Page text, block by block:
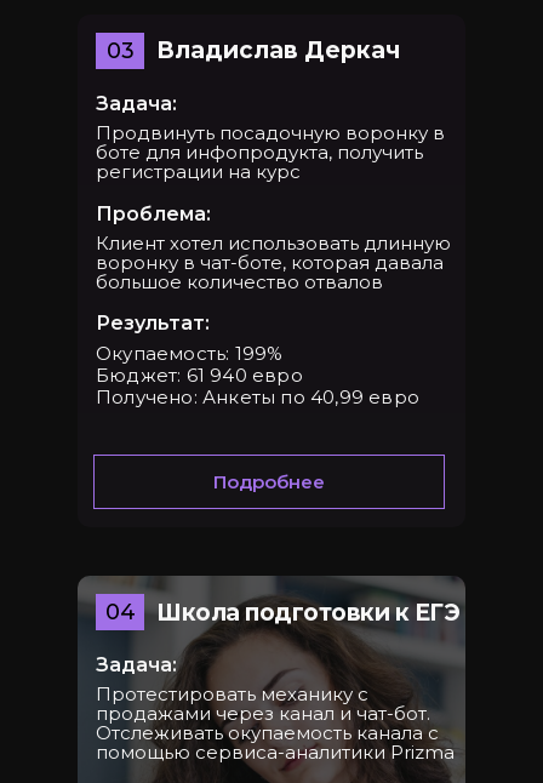
на которых мы выступали:
Like Центр:
Миллиарды
Стачка
Ecom Talks
Like Центр: Мастер-группа
по маркетплейсам
Курс Мари Афониной
Вселенная
инфобизнеса
04 Школа подготовки к ЕГЭ
Протестировать механику с
продажами через канал и чат-бот.
Отслеживать окупаемость канала с
помощью сервиса-аналитики Prizma
Задача:
03 Владислав Деркач
Подробнее
Продвинуть посадочную воронку в
боте для инфопродукта, получить
регистрации на курс
Задача:
Проблема:
Клиент хотел использовать длинную
воронку в чат-боте, которая давала
большое количество отвалов
Результат:
Окупаемость: 199%
Бюджет: 61 940 евро
Получено: Анкеты по 40,99 евро